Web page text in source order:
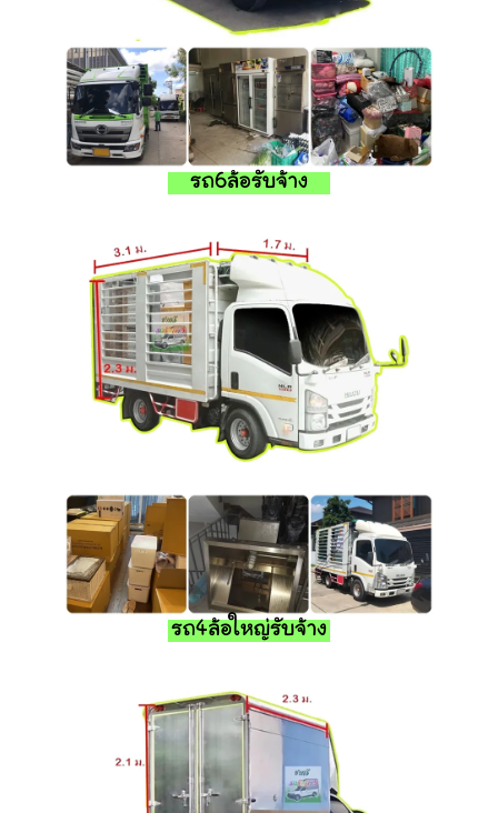
รถ6ล้อรับจ้าง
รถ4ล้อใหญ่รับจ้าง